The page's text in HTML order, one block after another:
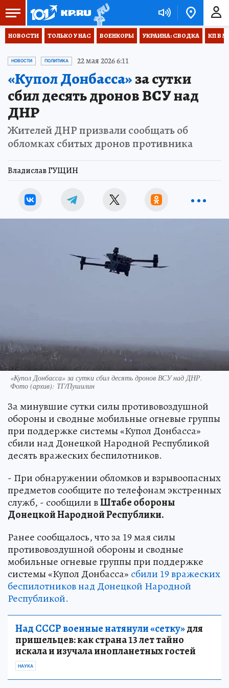
НОВОСТИ ТОЛЬКО У НАС ВОЕНКОРЫ УКРАИНА: СВОДКА КП В
НОВОСТИ ПОЛИТИКА 22 мая 2026 6:11
«Купол Донбасса»за сутки
сбил десять дронов ВСУ над
ДНР
Жителей ДНР призвали сообщать об
обломках сбитых дронов противника
Владислав ГУЩИН
«Купол Донбасса» за сутки сбил десять дронов ВСУ над ДНР.
Фото (архив): ТГ/Пушилин
За минувшие сутки силы противовоздушной
обороны и сводные мобильные огневые группы
при поддержке системы «Купол Донбасса»
сбили над Донецкой Народной Республикой
десять вражеских беспилотников.
- При обнаружении обломков и взрывоопасных
предметов сообщите по телефонам экстренных
служб, - сообщили вШтабе обороны
Донецкой Народной Республики.
Ранее сообщалось, что за 19 мая силы
противовоздушной обороны и сводные
мобильные огневые группы при поддержке
системы «Купол Донбасса» сбили 19 вражеских
беспилотников над Донецкой Народной
Республикой.
Над СССР военные натянули «сетку»для
пришельцев: как страна 13 лет тайно
искала и изучала инопланетных гостей
НАУКА